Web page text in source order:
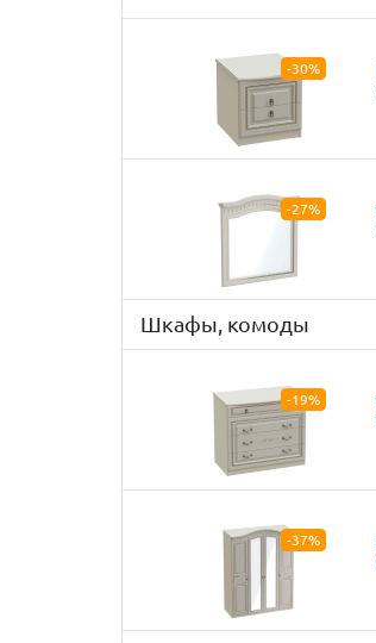
-30%
-27%
Шкафы, комоды
-19%
-37%